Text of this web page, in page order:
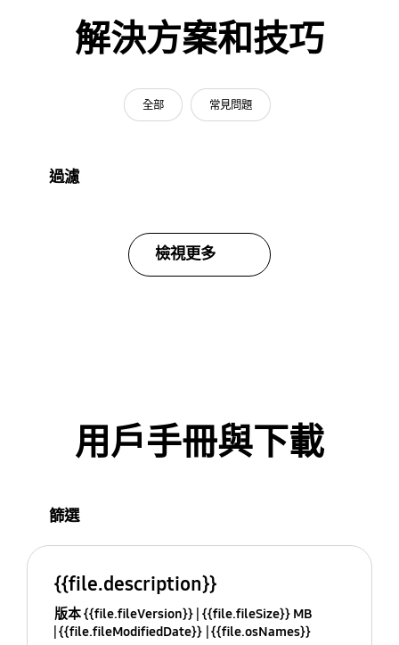
解決方案和技巧
全部 常見問題
過濾
檢視更多
用戶手冊與下載
篩選
{{file.description}}
版本 {{file.fileVersion}} {{file.fileSize}} MB
{{file.fileModifiedDate}} {{file.osNames}}